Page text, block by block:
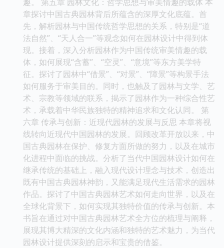
章探讨中国古典园林背后所蕴含的深厚文化底蕴。首
先，解析园林与中国传统哲学思想的关系，特别是“道
法自然”、“天人合一”等观念如何在园林设计中得到体
现。接着，深入分析园林作为中国传统审美情趣的载
体，如何展现“含蓄”、“空灵”、“意境”等东方美学特
征。探讨了园林中“借景”、“对景”、“障景”等构景手法
如何服务于审美目的。同时，也触及了园林与文学、艺
术、宗教等领域的联系，揭示了园林作为一种综合性艺
术，承载着中华民族独特的精神追求和文化认同。 第
六章 传承与创新：近现代园林的发展与反思 本章将视
线转向近现代中国园林的发展。回顾改革开放以来，中
国古典园林在保护、修复方面所做的努力，以及在城市
化进程中面临的挑战。分析了当代中国园林设计如何在
继承传统的基础上，融入现代设计理念与技术，创造出
既有中国古典园林神韵，又能满足现代生活需求的园林
作品。探讨了中国古典园林艺术如何走向世界，以及在
全球化背景下，如何实现其独特价值的传承与创新。本
书旨在通过对中国古典园林艺术全方位的梳理与阐释，
展现其博大精深的文化内涵和独特的艺术魅力，为当代
园林设计提供深刻的启示和宝贵的借鉴。